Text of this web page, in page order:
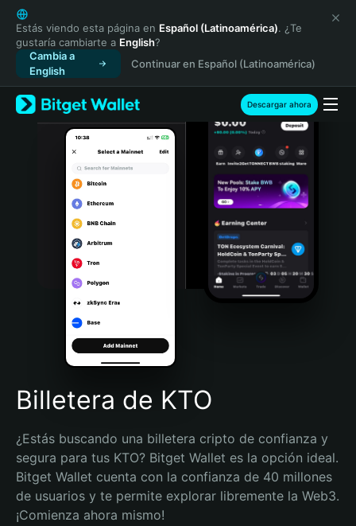
English
日本語
Tiếng Việt
Русский
Español (Latinoamérica)
Türkçe
Italiano
Português (Portugal)
Bahasa Indonesia
Português (Brasil)
Español (Argentina)
Estás viendo esta página en Español (Latinoamérica). ¿Te
gustaría cambiarte a English?
Cambia a
English
Continuar en Español (Latinoamérica)
Descargar ahora
Billetera de KTO
¿Estás buscando una billetera cripto de confianza y
segura para tus KTO? Bitget Wallet es la opción ideal.
Bitget Wallet cuenta con la confianza de 40 millones
de usuarios y te permite explorar libremente la Web3.
¡Comienza ahora mismo!